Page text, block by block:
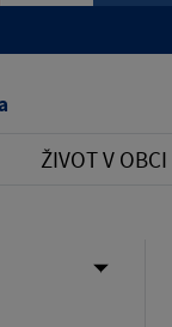
ŽIVOT V OBCI